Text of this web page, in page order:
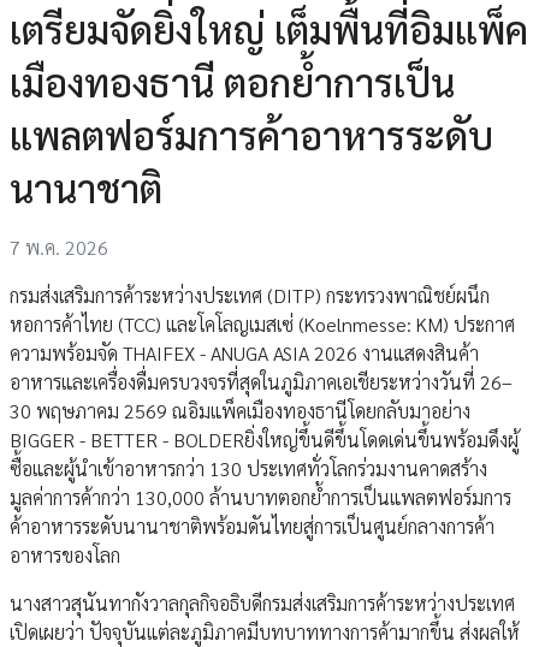
เตรียมจัดยิ่งใหญ่ เต็มพื้นที่อิมแพ็ค
เมืองทองธานี ตอกย้ำการเป็น
แพลตฟอร์มการค้าอาหารระดับ
นานาชาติ
7 พ.ค. 2026
กรมส่งเสริมการค้าระหว่างประเทศ (DITP) กระทรวงพาณิชย์ผนึก
หอการค้าไทย (TCC) และโคโลญเมสเซ่ (Koelnmesse: KM) ประกาศ
ความพร้อมจัด THAIFEX - ANUGA ASIA 2026 งานแสดงสินค้า
อาหารและเครื่องดื่มครบวงจรที่สุดในภูมิภาคเอเชียระหว่างวันที่ 26–
30 พฤษภาคม 2569 ณอิมแพ็คเมืองทองธานีโดยกลับมาอย่าง
BIGGER - BETTER - BOLDERยิ่งใหญ่ขึ้นดีขึ้นโดดเด่นขึ้นพร้อมดึงผู้
ซื้อและผู้นำเข้าอาหารกว่า 130 ประเทศทั่วโลกร่วมงานคาดสร้าง
มูลค่าการค้ากว่า 130,000 ล้านบาทตอกย้ำการเป็นแพลตฟอร์มการ
ค้าอาหารระดับนานาชาติพร้อมดันไทยสู่การเป็นศูนย์กลางการค้า
อาหารของโลก
นางสาวสุนันทากังวาลกุลกิจอธิบดีกรมส่งเสริมการค้าระหว่างประเทศ
เปิดเผยว่า ปัจจุบันแต่ละภูมิภาคมีบทบาททางการค้ามากขึ้น ส่งผลให้